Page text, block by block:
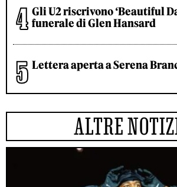
Gli U2 riscrivono ‘Beautiful
funerale di Glen Hansard
Lettera aperta a Serena
ALTRE